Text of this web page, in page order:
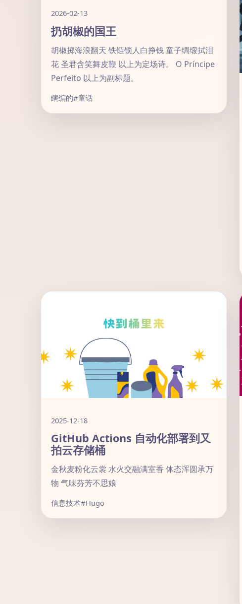
2026-02-13
扔胡椒的国王
胡椒掷海浪翻天 铁链锁人白挣钱 童子绸缎拭泪
花 圣君含笑舞皮鞭 以上为定场诗。 O Príncipe
Perfeito 以上为副标题。
瞎编的#童话
2025-12-18
GitHub Actions 自动化部署到又
拍云存储桶
金秋麦粉化云裳 水火交融满室香 体态浑圆承万
物 气味芬芳不思娘
信息技术#Hugo